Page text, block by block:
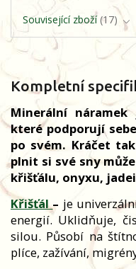
Související zboží 17
Kompletní
Minerální
které podporují
po svém. Kráčet
plnit si své sny
křišťálu, onyxu,
Křišťál – je
energií. Uklidňuje,
silou. Působí na
plíce, zažívání,